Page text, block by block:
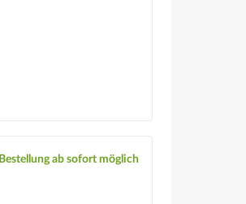
Bestellung ab sofort möglich